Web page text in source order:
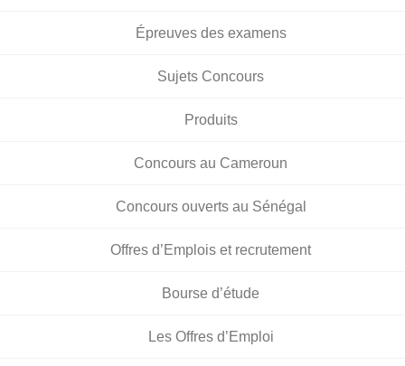
Épreuves des examens
Sujets Concours
Produits
Concours au Cameroun
Concours ouverts au Sénégal
Offres d’Emplois et recrutement
Bourse d’étude
Les Offres d’Emploi